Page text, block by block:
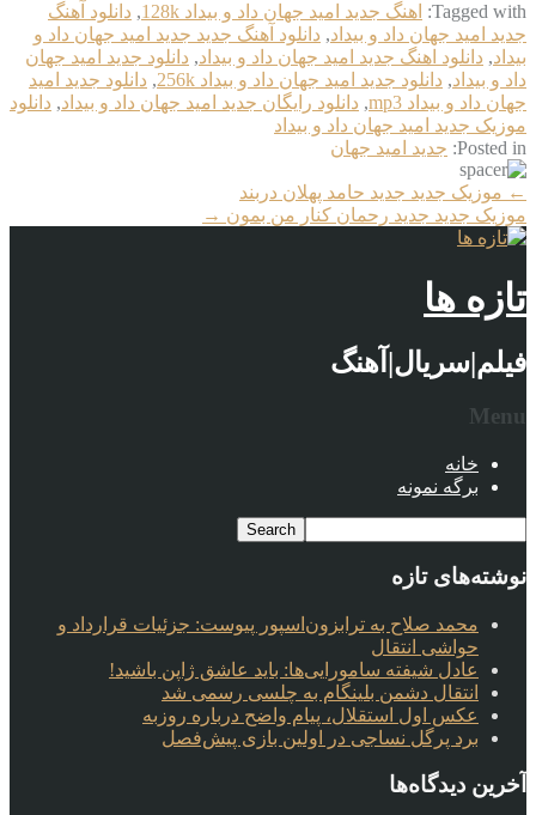
Tagged with: اهنگ جديد امید جهان داد و بیداد 128k , دانلود آهنگ
جديد امید جهان داد و بیداد, دانلود آهنگ جدید جديد امید جهان داد و
بیداد, دانلود اهنگ جديد امید جهان داد و بیداد, دانلود جديد امید جهان
داد و بیداد, دانلود جديد امید جهان داد و بیداد 256k , دانلود جديد امید
جهان داد و بیداد mp3
, دانلود رایگان جديد امید جهان داد و بیداد, دانلود
موزیک جديد امید جهان داد و بیداد
Posted in: جديد امید جهان
More
Articles
← موزیک جدید جديد حامد پهلان دربند
موزیک جدید جديد رحمان کنار من بمون →
تازه ها
فیلم|سریال|آهنگ
Menu
خانه
برگه نمونه
نوشته‌های تازه
محمد صلاح به ترابزون‌اسپور پیوست: جزئیات قرارداد و
حواشی انتقال
عادل شیفته سامورایی‌ها: باید عاشق ژاپن باشید!
انتقال دشمن بلینگام به چلسی رسمی شد
عکس اول استقلال، پیام واضح درباره روزبه
برد پرگل نساجی در اولین بازی پیش‌فصل
آخرین دیدگاه‌ها